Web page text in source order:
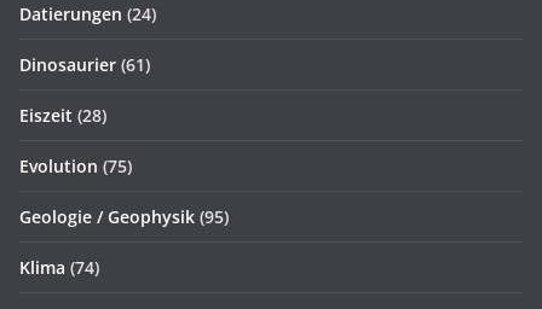
Datierungen (24)
Dinosaurier (61)
Eiszeit (28)
Evolution (75)
Geologie / Geophysik (95)
Klima (74)